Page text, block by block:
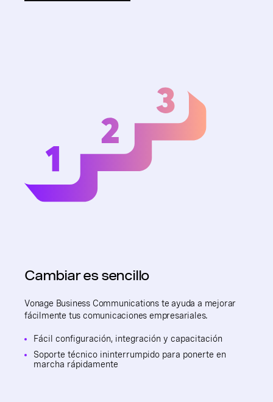
Cambiar es sencillo
Vonage Business Communications te ayuda a mejorar
fácilmente tus comunicaciones empresariales.
Fácil configuración, integración y capacitación
Soporte técnico ininterrumpido para ponerte en
marcha rápidamente